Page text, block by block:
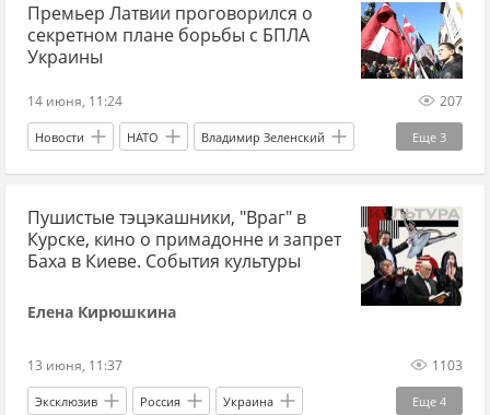
Виталий Кличко
Премьер Латвии проговорился о
секретном плане борьбы с БПЛА
Украины
14 июня, 11:24 207
Еще 3
Новости НАТО Владимир Зеленский
Латвия Украина Россия
Пушистые тэцэкашники, "Враг" в
Курске, кино о примадонне и запрет
Баха в Киеве. События культуры
Елена Кирюшкина
13 июня, 11:37 1103
Еще 4
Эксклюзив Россия Украина